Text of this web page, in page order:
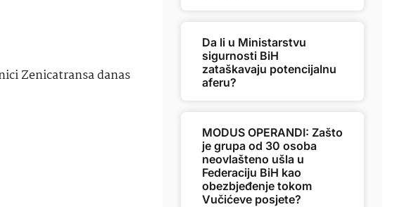
Zenicatransa danas
Da li u Ministarstvu
sigurnosti BiH
zataškavaju potencijalnu
aferu?
MODUS OPERANDI: Zašto
je grupa od 30 osoba
neovlašteno ušla u
Federaciju BiH kao
obezbjeđenje tokom
Vučićeve posjete?